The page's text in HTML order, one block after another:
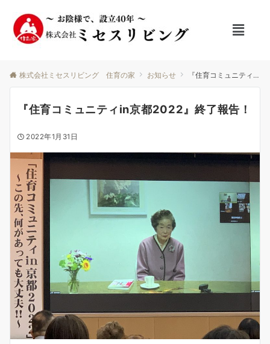
株式会社ミセスリビング 住育の家 お知らせ 『住育コミュニティin京都2022』終了報告！
『住育コミュニティin京都2022』終了報告！
2022年1月31日